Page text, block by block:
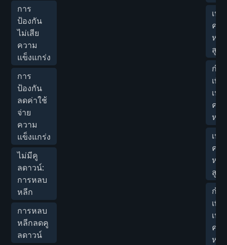
การ
ป้องกัน
ไม่เสีย
ความ
แข็งแกร่ง
การ
ป้องกัน
ลดค่าใช้
จ่าย
ความ
แข็งแกร่ง
ไม่มีคู
ลดาวน์:
การหลบ
หลีก
การหลบ
หลีกลดคู
ลดาวน์
เป
คว
หา
สูง
กำ
เพิ่
เป
คว
หา
เป
คว
หา
สูง
กำ
เพิ่
เป
คว
หา